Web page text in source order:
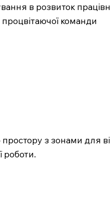
в розвиток
команди
з зонами для
роботи.